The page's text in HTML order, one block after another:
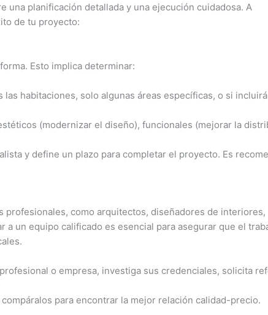
una planificación detallada y una ejecución cuidadosa. A
de tu proyecto:
Esto implica determinar:
las habitaciones, solo algunas áreas específicas, o si
(modernizar el diseño), funcionales (mejorar la
y define un plazo para completar el proyecto. Es
como arquitectos, diseñadores de interiores,
un equipo calificado es esencial para asegurar que el
o empresa, investiga sus credenciales, solicita
para encontrar la mejor relación calidad-precio.